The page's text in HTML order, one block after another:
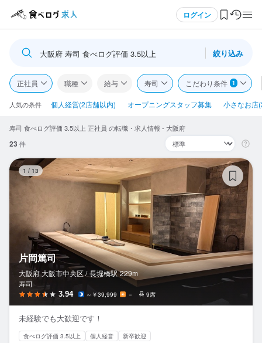
ログイン
ログイン・無料会員登録
食べログ求人TOP
求人検索
閲覧履歴
検索履歴・保存した条件
応募履歴
WEB履歴書
スカウト・メルマガ受信設定
大阪府 寿司 食べログ評価 3.5以上 絞り込み
正社員 職種 給与 寿司 こだわり条件 1
人気の条件 個人経営(2店舗以内) オープニングスタッフ募集 小さなお店
寿司 食べログ評価 3.5以上 正社員 の転職・求人情報 - 大阪府
23 件
1 / 13
片岡篤司
大阪府 大阪市中央区 / 長堀橋駅 229m
寿司
3.94 ～￥39,999 － 9席
未経験でも大歓迎です！
食べログ評価 3.5以上 個人経営 新卒歓迎